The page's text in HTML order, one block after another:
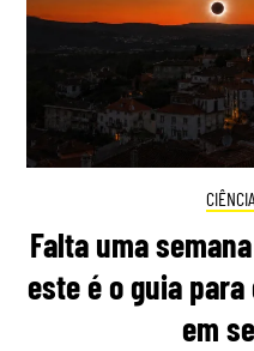
CIÊNCIA
Falta uma
este é o guia
em